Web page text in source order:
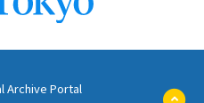
Archive Portal
ペ